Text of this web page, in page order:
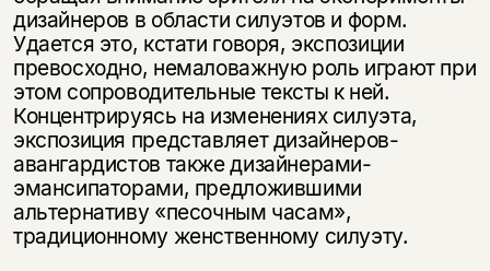
дизайнеров в области силуэтов и форм.
Удается это, кстати говоря, экспозиции
превосходно, немаловажную роль играют при
этом сопроводительные тексты к ней.
Концентрируясь на изменениях силуэта,
экспозиция представляет дизайнеров-
авангардистов также дизайнерами-
эмансипаторами, предложившими
альтернативу «песочным часам»,
традиционному женственному силуэту.